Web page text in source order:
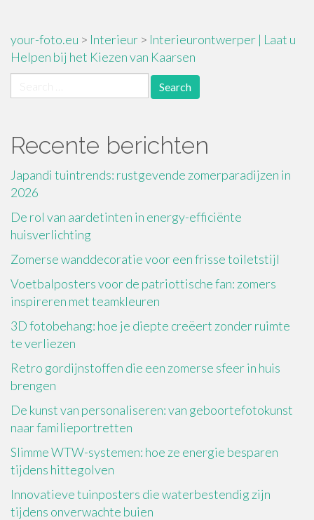
your-foto.eu > Interieur > Interieurontwerper | Laat u
Helpen bij het Kiezen van Kaarsen
for:
Recente berichten
Japandi tuintrends: rustgevende zomerparadijzen in
2026
De rol van aardetinten in energy-efficiënte
huisverlichting
Zomerse wanddecoratie voor een frisse toiletstijl
Voetbalposters voor de patriottische fan: zomers
inspireren met teamkleuren
3D fotobehang: hoe je diepte creëert zonder ruimte
te verliezen
Retro gordijnstoffen die een zomerse sfeer in huis
brengen
De kunst van personaliseren: van geboortefotokunst
naar familieportretten
Slimme WTW-systemen: hoe ze energie besparen
tijdens hittegolven
Innovatieve tuinposters die waterbestendig zijn
tijdens onverwachte buien